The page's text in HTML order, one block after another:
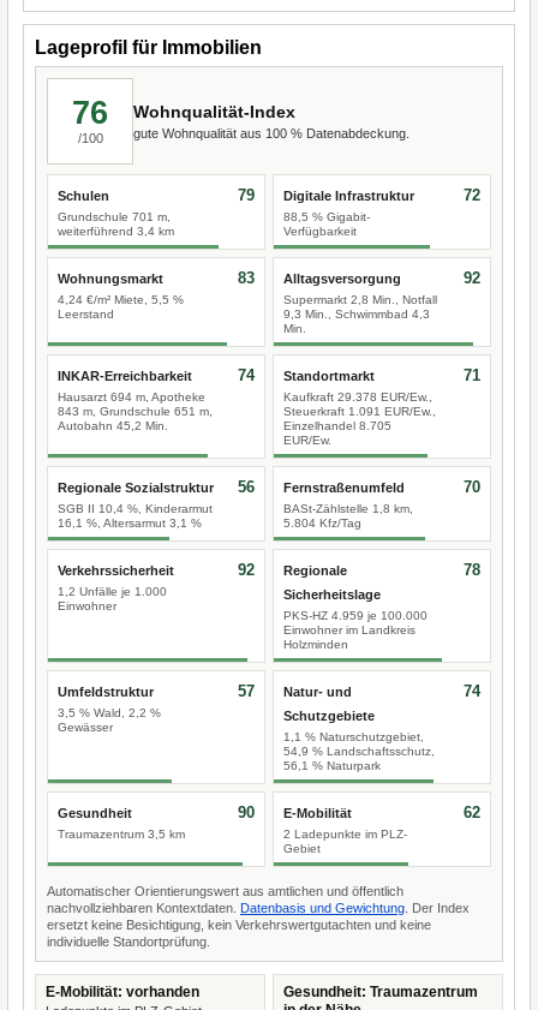
Lageprofil für Immobilien
76
/100
Wohnqualität-Index
gute Wohnqualität aus 100 % Datenabdeckung.
Schulen
Grundschule 701 m,
weiterführend 3,4 km
79 Digitale Infrastruktur
88,5 % Gigabit-
Verfügbarkeit
72
Wohnungsmarkt
4,24 €/m² Miete, 5,5 %
Leerstand
83 Alltagsversorgung
Supermarkt 2,8 Min., Notfall
9,3 Min., Schwimmbad 4,3
Min.
92
INKAR-Erreichbarkeit
Hausarzt 694 m, Apotheke
843 m, Grundschule 651 m,
Autobahn 45,2 Min.
74 Standortmarkt
Kaufkraft 29.378 EUR/Ew.,
Steuerkraft 1.091 EUR/Ew.,
Einzelhandel 8.705
EUR/Ew.
71
Regionale Sozialstruktur
SGB II 10,4 %, Kinderarmut
16,1 %, Altersarmut 3,1 %
56 Fernstraßenumfeld
BASt-Zählstelle 1,8 km,
5.804 Kfz/Tag
70
Verkehrssicherheit
1,2 Unfälle je 1.000
Einwohner
92
Regionale
Sicherheitslage
PKS-HZ 4.959 je 100.000
Einwohner im Landkreis
Holzminden
78
Umfeldstruktur
3,5 % Wald, 2,2 %
Gewässer
57
Natur- und
Schutzgebiete
1,1 % Naturschutzgebiet,
54,9 % Landschaftsschutz,
56,1 % Naturpark
74
Gesundheit
Traumazentrum 3,5 km
90 E-Mobilität
2 Ladepunkte im PLZ-
Gebiet
62
Automatischer Orientierungswert aus amtlichen und öffentlich
nachvollziehbaren Kontextdaten. Datenbasis und Gewichtung . Der Index
ersetzt keine Besichtigung, kein Verkehrswertgutachten und keine
individuelle Standortprüfung.
E-Mobilität: vorhanden
Gesundheit: Traumazentrum